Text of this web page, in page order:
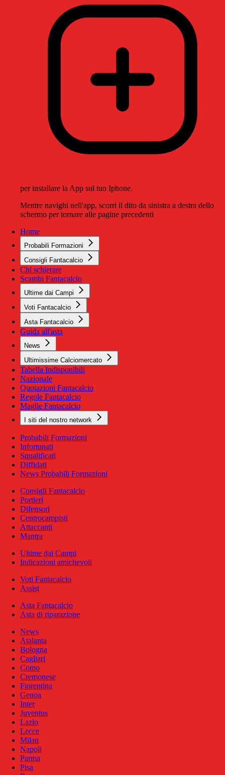
per installare la App sul tuo Iphone.
Mentre navighi nell'app, scorri il dito da sinistra a destra dello
schermo per tornare alle pagine precedenti
Home
Probabili Formazioni
Consigli Fantacalcio
Chi schierare
Scambi Fantacalcio
Ultime dai Campi
Voti Fantacalcio
Asta Fantacalcio
Guida all'asta
News
Ultimissime Calciomercato
Tabella Indisponibili
Nazionale
Quotazioni Fantacalcio
Regole Fantacalcio
Maglie Fantacalcio
I siti del nostro network
Probabili Formazioni
Infortunati
Squalificati
Diffidati
News Probabili Formazioni
Consigli Fantacalcio
Portieri
Difensori
Centrocampisti
Attaccanti
Mantra
Ultime dai Campi
Indicazioni amichevoli
Voti Fantacalcio
Assist
Asta Fantacalcio
Asta di riparazione
News
Atalanta
Bologna
Cagliari
Como
Cremonese
Fiorentina
Genoa
Inter
Juventus
Lazio
Lecce
Milan
Napoli
Parma
Pisa